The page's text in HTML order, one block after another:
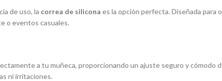
de uso, la correa de silicona es la opción perfecta. Diseñada para
o eventos casuales.
a tu muñeca, proporcionando un ajuste seguro y cómodo
ni irritaciones.